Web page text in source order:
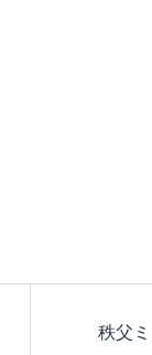
秩父